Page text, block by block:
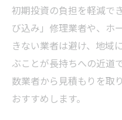
初期投資の負担を軽減で
び込み」修理業者や、ホ
きない業者は避け、地域
ぶことが長持ちへの近道
数業者から見積もりを取
おすすめします。